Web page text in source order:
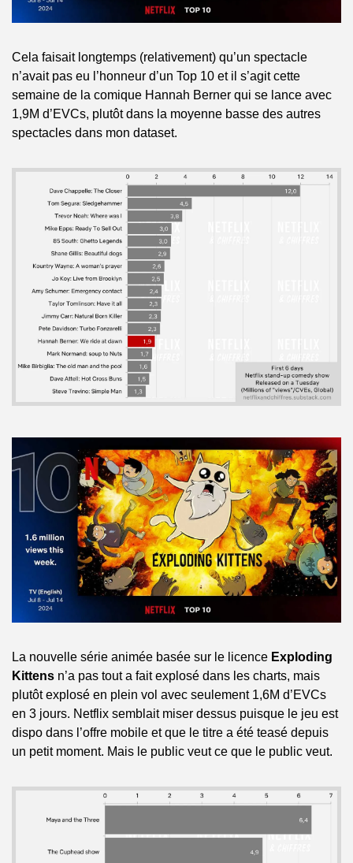
Cela faisait longtemps (relativement) qu’un spectacle
n’avait pas eu l’honneur d’un Top 10 et il s’agit cette
semaine de la comique Hannah Berner qui se lance avec
1,9M d’EVCs, plutôt dans la moyenne basse des autres
spectacles dans mon dataset.
La nouvelle série animée basée sur le licence Exploding
Kittens n’a pas tout a fait explosé dans les charts, mais
plutôt explosé en plein vol avec seulement 1,6M d’EVCs
en 3 jours. Netflix semblait miser dessus puisque le jeu est
dispo dans l’offre mobile et que le titre a été teasé depuis
un petit moment. Mais le public veut ce que le public veut.